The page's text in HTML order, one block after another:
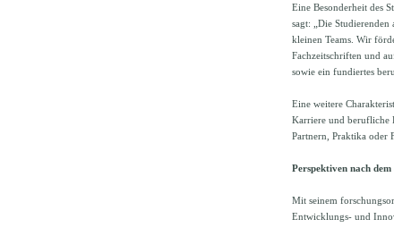
Eine Besonderheit des
sagt: „Die
kleinen Teams. Wir
Fachzeitschriften und
sowie ein fundiertes
Eine weitere
Karriere und berufliche
Partnern, Praktika oder
Perspektiven nach dem
Mit seinem
Entwicklungs- und